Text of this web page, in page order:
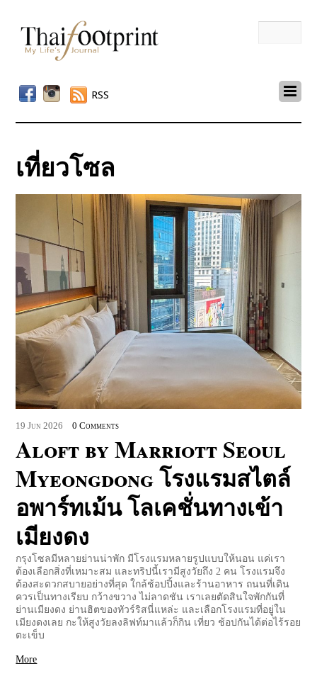
RSS
เที่ยวโซล
19 Jun 2026 0 Comments
Aloft by Marriott Seoul
Myeongdong โรงแรมสไตล์
อพาร์ทเม้น โลเคชั่นทางเข้า
เมียงดง
กรุงโซลมีหลายย่านน่าพัก มีโรงแรมหลายรูปแบบให้นอน แค่เรา
ต้องเลือกสิ่งที่เหมาะสม และทริปนี้เรามีสูงวัยถึง 2 คน โรงแรมจึง
ต้องสะดวกสบายอย่างที่สุด ใกล้ช้อปปิ้งและร้านอาหาร ถนนที่เดิน
ควรเป็นทางเรียบ กว้างขวาง ไม่ลาดชัน เราเลยตัดสินใจพักกันที่
ย่านเมียงดง ย่านฮิตของทัวร์ริสนี่แหล่ะ และเลือกโรงแรมที่อยู่ใน
เมียงดงเลย กะให้สูงวัยลงลิฟท์มาแล้วก็กิน เที่ยว ช้อปกันได้ต่อไร้รอย
ตะเข็บ
More